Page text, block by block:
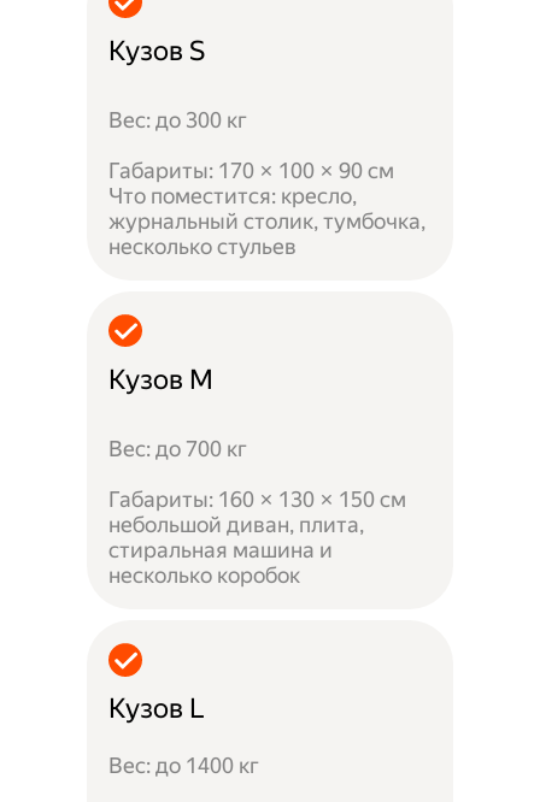
Кузов S
Вес: до 300 кг
Габариты: 170 × 100 × 90 см
Что поместится: кресло,
журнальный столик, тумбочка,
несколько стульев
Кузов M
Вес: до 700 кг
Габариты: 160 × 130 × 150 см
небольшой диван, плита,
стиральная машина и
несколько коробок
Кузов L
Вес: до 1400 кг